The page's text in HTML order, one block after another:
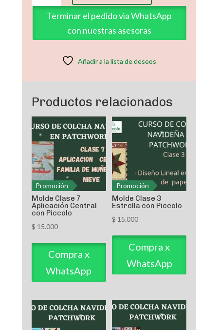
de
Terminar el pedido via WhatsApp
con nuestras asesoras
Añadir a la lista de deseos
Productos relacionados
Promoción
Molde Clase 7
Aplicación Central
con Piccolo
$ 15.000
Compra x
WhatsApp
Promoción
Molde Clase 3
Estrella con Piccolo
$ 15.000
Compra x
WhatsApp